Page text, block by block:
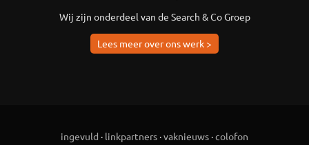
Wij zijn onderdeel van de Search & Co Groep
Lees meer over ons werk >
ingevuld · linkpartners ·vaknieuws ·colofon